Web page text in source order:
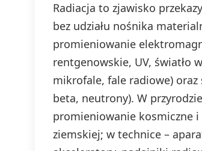
Radiacja to zjawisko
bez udziału nośnika
promieniowanie
rentgenowskie, UV, światło
mikrofale, fale radiowe)
beta, neutrony). W
promieniowanie kosmiczne
ziemskiej; w technice –